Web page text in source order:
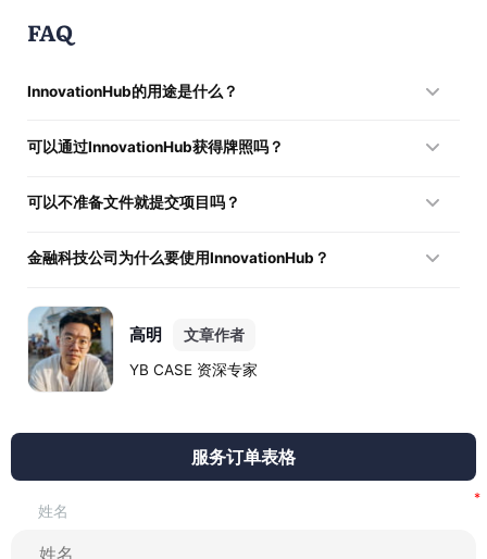
FAQ
InnovationHub的用途是什么？
析商业模式以及减少法律不确定性。
可以通过InnovationHub获得牌照吗？
用于后续向AFM或DNB提交牌照申请。
可以不准备文件就提交项目吗？
金融科技公司为什么要使用InnovationHub？
欧盟要求调整商业模式，并制定可预测的市场进入策略。
高明
文章作者
YB CASE 资深专家
服务订单表格
姓名